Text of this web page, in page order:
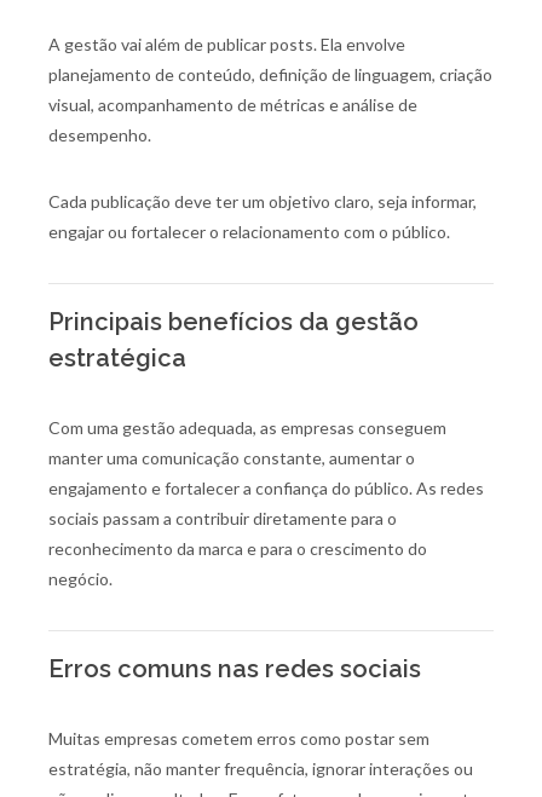
A gestão vai além de publicar posts. Ela envolve
planejamento de conteúdo, definição de linguagem, criação
visual, acompanhamento de métricas e análise de
desempenho.
Cada publicação deve ter um objetivo claro, seja informar,
engajar ou fortalecer o relacionamento com o público.
Principais benefícios da gestão
estratégica
Com uma gestão adequada, as empresas conseguem
manter uma comunicação constante, aumentar o
engajamento e fortalecer a confiança do público. As redes
sociais passam a contribuir diretamente para o
reconhecimento da marca e para o crescimento do
negócio.
Erros comuns nas redes sociais
Muitas empresas cometem erros como postar sem
estratégia, não manter frequência, ignorar interações ou